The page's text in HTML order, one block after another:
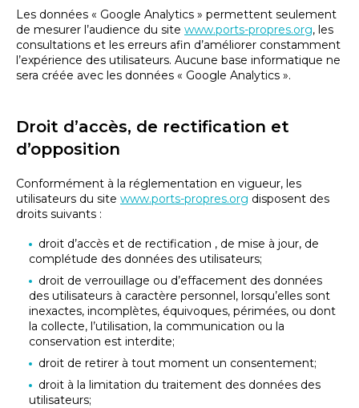
Les données « Google Analytics » permettent seulement
de mesurer l’audience du site www.ports-propres.org, les
consultations et les erreurs afin d’améliorer constamment
l’expérience des utilisateurs. Aucune base informatique ne
sera créée avec les données « Google Analytics ».
Droit d’accès, de rectification et
d’opposition
Conformément à la réglementation en vigueur, les
utilisateurs du site www.ports-propres.org disposent des
droits suivants :
droit d’accès et de rectification , de mise à jour, de
complétude des données des utilisateurs;
droit de verrouillage ou d’effacement des données
des utilisateurs à caractère personnel, lorsqu’elles sont
inexactes, incomplètes, équivoques, périmées, ou dont
la collecte, l’utilisation, la communication ou la
conservation est interdite;
droit de retirer à tout moment un consentement;
droit à la limitation du traitement des données des
utilisateurs;